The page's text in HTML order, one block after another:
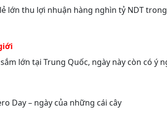
lớn thu lợi nhuận hàng nghìn tỷ NDT
lớn tại Trung Quốc, ngày này còn có ý
Day – ngày của những cái cây